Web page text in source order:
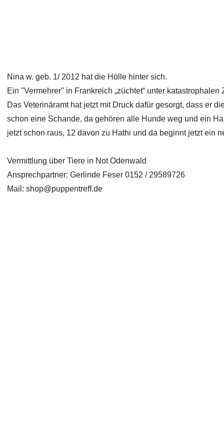
Nina w. geb. 1/ 2012 hat die Hölle hinter sich.
Ein "Vermehrer" in Frankreich „züchtet“ unter
Das Veterinäramt hat jetzt mit Druck dafür gesorgt, dass er
schon eine Schande, da gehören alle Hunde weg und ein
jetzt schon raus, 12 davon zu Hathi und da beginnt jetzt ein
Vermittlung über Tiere in Not Odenwald
Ansprechpartner: Gerlinde Feser 0152 / 29589726
Mail: shop@puppentreff.de